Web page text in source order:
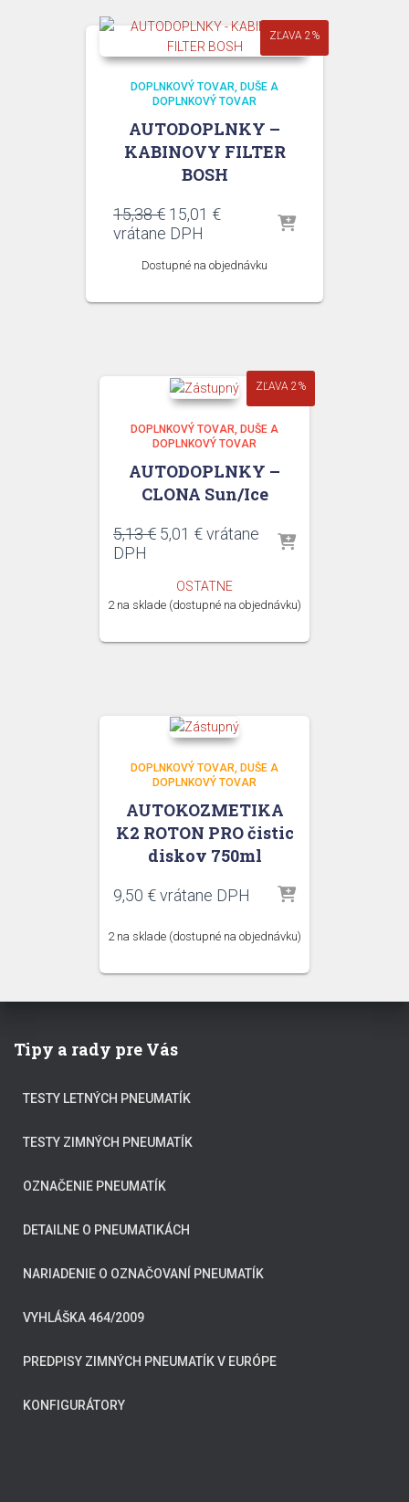
ZĽAVA 2%
DOPLNKOVÝ TOVAR DUŠE A
DOPLNKOVÝ TOVAR
AUTODOPLNKY –
KABINOVY FILTER
BOSH
15,38€ Pôvodná
cena
15,38 €.
15,01 €Aktuálna
15,01 €.
vrátane DPH
Dostupné na objednávku
ZĽAVA 2%
DOPLNKOVÝ TOVAR DUŠE A
DOPLNKOVÝ TOVAR
AUTODOPLNKY –
CLONA Sun/Ice
5,13€ Pôvodná
5,13 €.
5,01 €Aktuálna
5,01 €.
vrátane
DPH
OSTATNE
2 na sklade (dostupné na objednávku)
DOPLNKOVÝ TOVAR DUŠE A
DOPLNKOVÝ TOVAR
AUTOKOZMETIKA
K2 ROTON PRO čistic
diskov 750ml
9,50 €vrátane DPH
2 na sklade (dostupné na objednávku)
Tipy a rady pre Vás
TESTY LETNÝCH PNEUMATÍK
TESTY ZIMNÝCH PNEUMATÍK
OZNAČENIE PNEUMATÍK
DETAILNE O PNEUMATIKÁCH
NARIADENIE O OZNAČOVANÍ PNEUMATÍK
VYHLÁŠKA 464/2009
PREDPISY ZIMNÝCH PNEUMATÍK V EURÓPE
KONFIGURÁTORY